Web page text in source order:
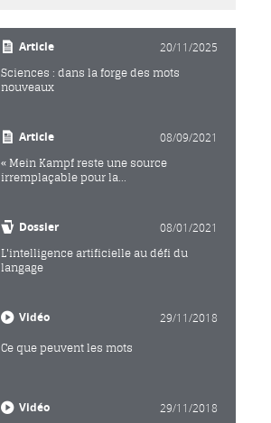
Article 20/11/2025
Sciences : dans la forge des mots
nouveaux
Article 08/09/2021
« Mein Kampf reste une source
irremplaçable pour la...
Dossier 08/01/2021
L'intelligence artificielle au défi du
langage
Vidéo 29/11/2018
Ce que peuvent les mots
Vidéo 29/11/2018